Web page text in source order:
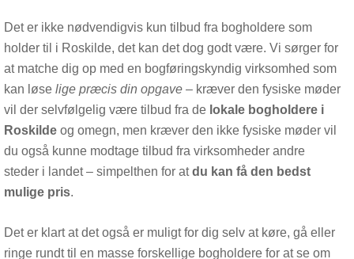
Det er ikke nødvendigvis kun tilbud fra bogholdere som
holder til i Roskilde, det kan det dog godt være. Vi sørger for
at matche dig op med en bogføringskyndig virksomhed som
kan løse lige præcis din opgave – kræver den fysiske møder
vil der selvfølgelig være tilbud fra de lokale bogholdere i
Roskilde og omegn, men kræver den ikke fysiske møder vil
du også kunne modtage tilbud fra virksomheder andre
steder i landet – simpelthen for atdu kan få den bedst
mulige pris.
Det er klart at det også er muligt for dig selv at køre, gå eller
ringe rundt til en masse forskellige bogholdere for at se om